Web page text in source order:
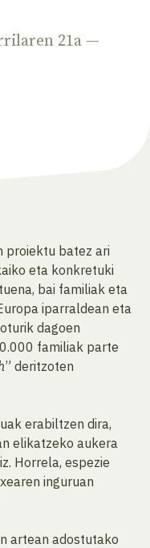
21a —
proiektu batez ari
eta konkretuki
bai familiak eta
iparraldean eta
dagoen
familiak parte
” deritzoten
erabiltzen dira,
elikatzeko aukera
Horrela, espezie
inguruan
artean adostutako